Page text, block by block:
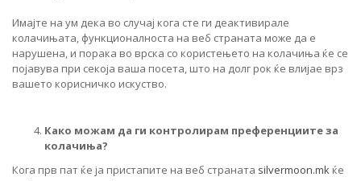
Имајте на ум дека во случај кога сте ги деактивирале
колачињата, функционалноста на веб страната може да е
нарушена, и порака во врска со користењето на колачиња ќе се
појавува при секоја ваша посета, што на долг рок ќе влијае врз
вашето корисничко искуство.
Како можам да ги контролирам преференциите за
колачиња?
Кога прв пат ќе ја пристапите на веб страната silvermoon.mk ќе